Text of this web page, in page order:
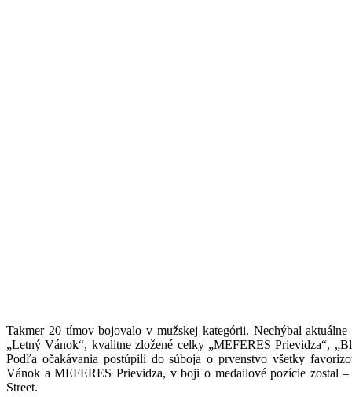
Takmer 20 tímov bojovalo v mužskej kategórii. Nechýbal
„Letný Vánok“, kvalitne zložené celky „MEFERES Prievidza“,
Podľa očakávania postúpili do súboja o prvenstvo všetky
Vánok a MEFERES Prievidza, v boji o medailové pozície zostal
Street.